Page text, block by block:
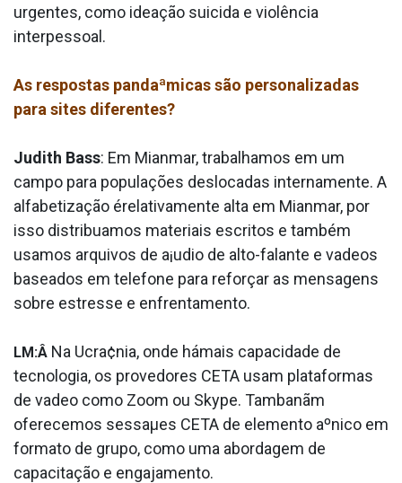
urgentes, como ideação suicida e violência
interpessoal.
As respostas pandaªmicas são personalizadas
para sites diferentes?
Judith Bass: Em Mianmar, trabalhamos em um
campo para populações deslocadas internamente. A
alfabetização érelativamente alta em Mianmar, por
isso distribua­mos materiais escritos e também
usamos arquivos de a¡udio de alto-falante e va­deos
baseados em telefone para reforçar as mensagens
sobre estresse e enfrentamento.
LM:Â Na Ucra¢nia, onde hámais capacidade de
tecnologia, os provedores CETA usam plataformas
de va­deo como Zoom ou Skype. Tambanãm
oferecemos sessaµes CETA de elemento aºnico em
formato de grupo, como uma abordagem de
capacitação e engajamento.